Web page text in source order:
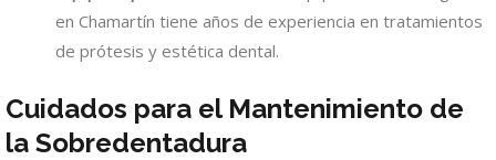
en Chamartín tiene años de experiencia en tratamientos
de prótesis y estética dental.
Cuidados para el Mantenimiento de
la Sobredentadura